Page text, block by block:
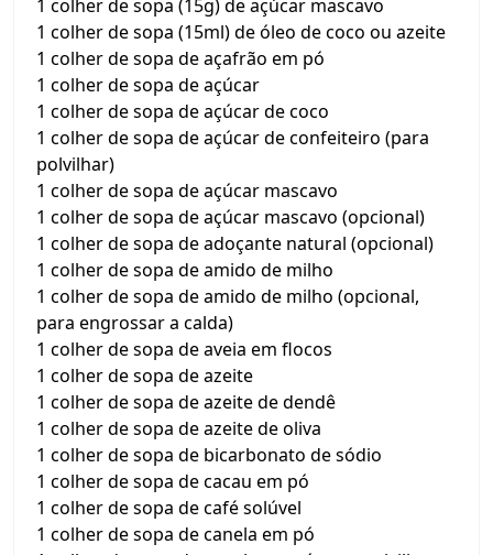
1 colher de sopa (15g) de açúcar mascavo
1 colher de sopa (15ml) de óleo de coco ou azeite
1 colher de sopa de açafrão em pó
1 colher de sopa de açúcar
1 colher de sopa de açúcar de coco
1 colher de sopa de açúcar de confeiteiro (para
polvilhar)
1 colher de sopa de açúcar mascavo
1 colher de sopa de açúcar mascavo (opcional)
1 colher de sopa de adoçante natural (opcional)
1 colher de sopa de amido de milho
1 colher de sopa de amido de milho (opcional,
para engrossar a calda)
1 colher de sopa de aveia em flocos
1 colher de sopa de azeite
1 colher de sopa de azeite de dendê
1 colher de sopa de azeite de oliva
1 colher de sopa de bicarbonato de sódio
1 colher de sopa de cacau em pó
1 colher de sopa de café solúvel
1 colher de sopa de canela em pó